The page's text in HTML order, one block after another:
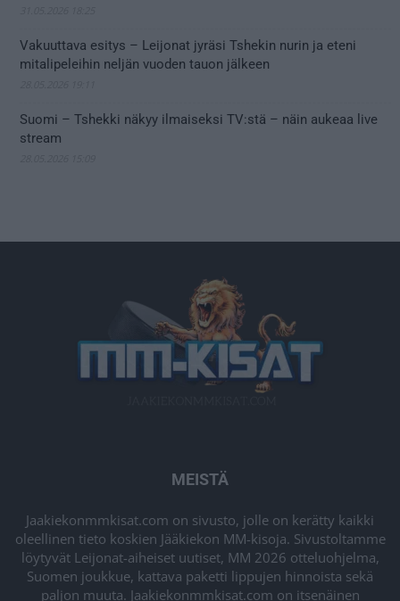
Vakuuttava esitys – Leijonat jyräsi Tshekin nurin ja eteni
mitalipeleihin neljän vuoden tauon jälkeen
Suomi – Tshekki näkyy ilmaiseksi TV:stä – näin aukeaa live
stream
MEISTÄ
Jaakiekonmmkisat.com on sivusto, jolle on kerätty kaikki
oleellinen tieto koskien Jääkiekon MM-kisoja. Sivustoltamme
löytyvät Leijonat-aiheiset uutiset, MM 2026 otteluohjelma,
Suomen joukkue, kattava paketti lippujen hinnoista sekä
paljon muuta. Jaakiekonmmkisat.com on itsenäinen